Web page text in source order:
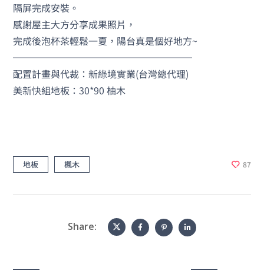
隔屏完成安裝。
感謝屋主大方分享成果照片，
完成後泡杯茶輕鬆一夏，陽台真是個好地方~
───────────────────
配置計畫與代裁：新綠境實業(台灣總代理)
美新快組地板：30*90 柚木
地板 楓木 87
Share: